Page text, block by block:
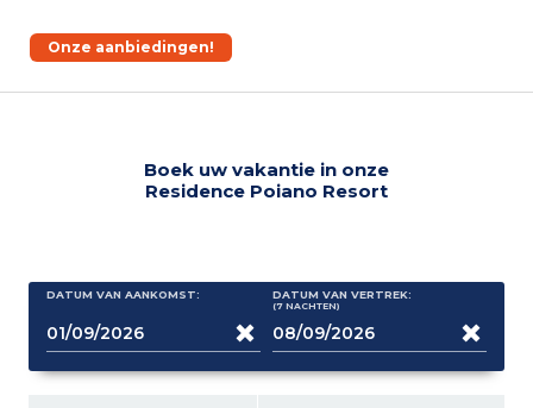
Onze aanbiedingen!
Boek uw vakantie in onze
Residence Poiano Resort
DATUM VAN AANKOMST: DATUM VAN VERTREK:
(7 NACHTEN)